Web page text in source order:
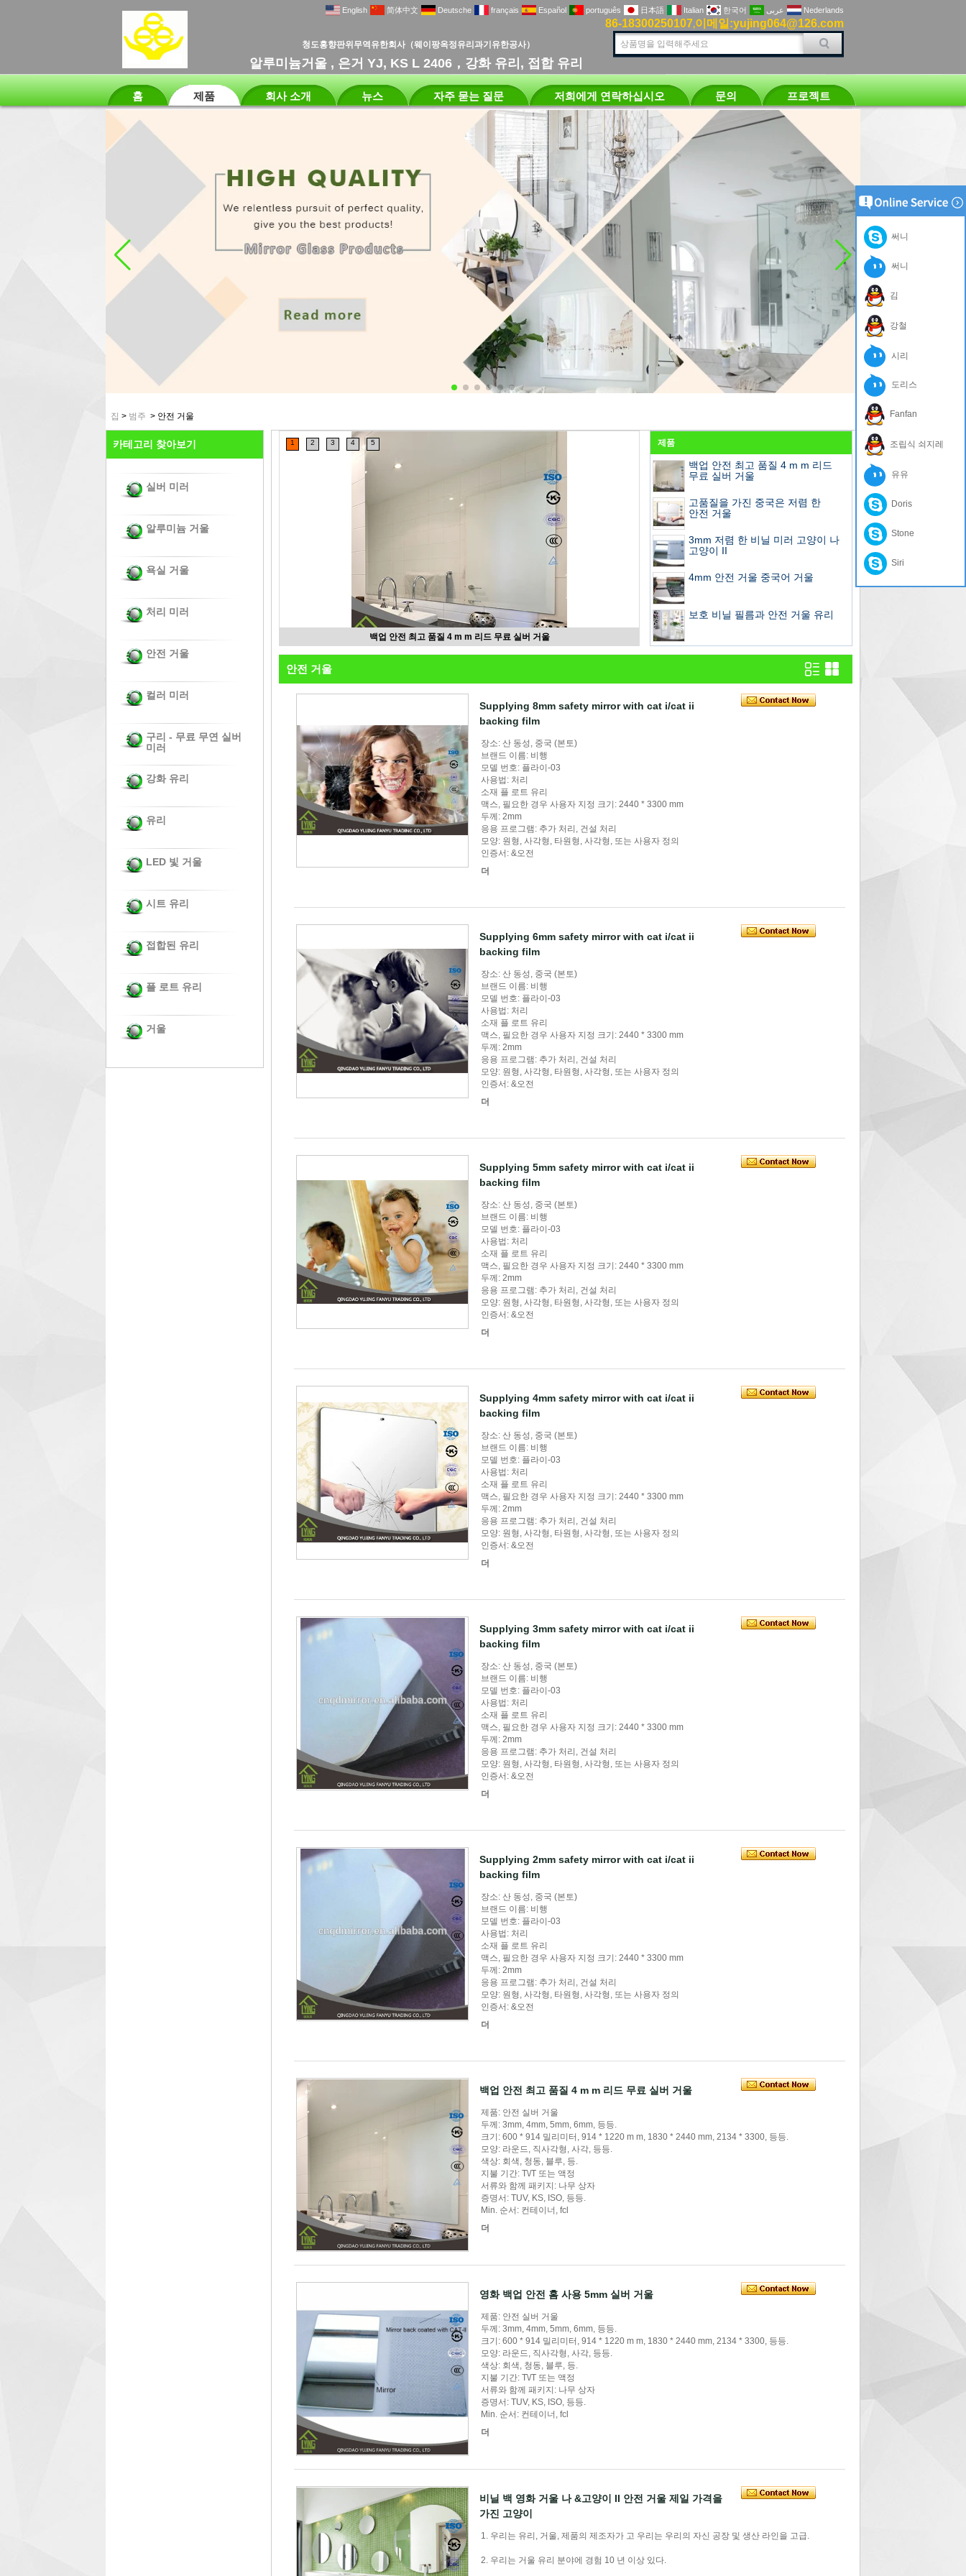
청도홍향판위무역유한회사（웨이팡옥정유리과기유한공사）
알루미늄거울 , 은거 YJ, KS L 2406，강화 유리, 접합 유리
86-18300250107,이메일:yujing064@126.com
English 简体中文 Deutsche français Español português 日本語 Italian 한국어 عربى Nederlands
홈 제품 회사 소개 뉴스 자주 묻는 질문 저희에게 연락하십시오 문의 프로젝트
집 > 범주 > 안전 거울
카테고리 찾아보기
실버 미러
알루미늄 거울
욕실 거울
처리 미러
안전 거울
컬러 미러
구리 - 무료 무연 실버
미러
강화 유리
유리
LED 빛 거울
시트 유리
접합된 유리
플 로트 유리
거울
1 2 3 4 5
백업 안전 최고 품질 4 m m 리드 무료 실버 거울
제품
백업 안전 최고 품질 4 m m 리드
무료 실버 거울
고품질을 가진 중국은 저렴 한
안전 거울
3mm 저렴 한 비닐 미러 고양이 나
고양이 II
4mm 안전 거울 중국어 거울
보호 비닐 필름과 안전 거울 유리
안전 거울
Supplying 8mm safety mirror with cat i/cat ii
backing film
장소: 산 동성, 중국 (본토)
브랜드 이름: 비행
모델 번호: 플라이-03
사용법: 처리
소재 플 로트 유리
맥스, 필요한 경우 사용자 지정 크기: 2440 * 3300 mm
두께: 2mm
응용 프로그램: 추가 처리, 건설 처리
모양: 원형, 사각형, 타원형, 사각형, 또는 사용자 정의
인증서: &오전
더
Supplying 6mm safety mirror with cat i/cat ii
backing film
장소: 산 동성, 중국 (본토)
브랜드 이름: 비행
모델 번호: 플라이-03
사용법: 처리
소재 플 로트 유리
맥스, 필요한 경우 사용자 지정 크기: 2440 * 3300 mm
두께: 2mm
응용 프로그램: 추가 처리, 건설 처리
모양: 원형, 사각형, 타원형, 사각형, 또는 사용자 정의
인증서: &오전
더
Supplying 5mm safety mirror with cat i/cat ii
backing film
장소: 산 동성, 중국 (본토)
브랜드 이름: 비행
모델 번호: 플라이-03
사용법: 처리
소재 플 로트 유리
맥스, 필요한 경우 사용자 지정 크기: 2440 * 3300 mm
두께: 2mm
응용 프로그램: 추가 처리, 건설 처리
모양: 원형, 사각형, 타원형, 사각형, 또는 사용자 정의
인증서: &오전
더
Supplying 4mm safety mirror with cat i/cat ii
backing film
장소: 산 동성, 중국 (본토)
브랜드 이름: 비행
모델 번호: 플라이-03
사용법: 처리
소재 플 로트 유리
맥스, 필요한 경우 사용자 지정 크기: 2440 * 3300 mm
두께: 2mm
응용 프로그램: 추가 처리, 건설 처리
모양: 원형, 사각형, 타원형, 사각형, 또는 사용자 정의
인증서: &오전
더
Supplying 3mm safety mirror with cat i/cat ii
backing film
장소: 산 동성, 중국 (본토)
브랜드 이름: 비행
모델 번호: 플라이-03
사용법: 처리
소재 플 로트 유리
맥스, 필요한 경우 사용자 지정 크기: 2440 * 3300 mm
두께: 2mm
응용 프로그램: 추가 처리, 건설 처리
모양: 원형, 사각형, 타원형, 사각형, 또는 사용자 정의
인증서: &오전
더
Supplying 2mm safety mirror with cat i/cat ii
backing film
장소: 산 동성, 중국 (본토)
브랜드 이름: 비행
모델 번호: 플라이-03
사용법: 처리
소재 플 로트 유리
맥스, 필요한 경우 사용자 지정 크기: 2440 * 3300 mm
두께: 2mm
응용 프로그램: 추가 처리, 건설 처리
모양: 원형, 사각형, 타원형, 사각형, 또는 사용자 정의
인증서: &오전
더
백업 안전 최고 품질 4 m m 리드 무료 실버 거울
제품: 안전 실버 거울
두께: 3mm, 4mm, 5mm, 6mm, 등등.
크기: 600 * 914 밀리미터, 914 * 1220 m m, 1830 * 2440 mm, 2134 * 3300, 등등.
모양: 라운드, 직사각형, 사각, 등등.
색상: 회색, 청동, 블루, 등.
지불 기간: T\/T 또는 액정
서류와 함께 패키지: 나무 상자
증명서: TUV, KS, ISO, 등등.
Min. 순서: 컨테이너, fcl
더
영화 백업 안전 홈 사용 5mm 실버 거울
제품: 안전 실버 거울
두께: 3mm, 4mm, 5mm, 6mm, 등등.
크기: 600 * 914 밀리미터, 914 * 1220 m m, 1830 * 2440 mm, 2134 * 3300, 등등.
모양: 라운드, 직사각형, 사각, 등등.
색상: 회색, 청동, 블루, 등.
지불 기간: T\/T 또는 액정
서류와 함께 패키지: 나무 상자
증명서: TUV, KS, ISO, 등등.
Min. 순서: 컨테이너, fcl
더
비닐 백 영화 거울 나 &고양이 II 안전 거울 제일 가격을
가진 고양이
1. 우리는 유리, 거울, 제품의 제조자가 고 우리는 우리의 자신 공장 및 생산 라인을 고급.
2. 우리는 거울 유리 분야에 경험 10 년 이상 있다.
써니
써니
김
강철
시리
도리스
Fanfan
조립식 쇠지레
유유
Doris
Stone
Siri